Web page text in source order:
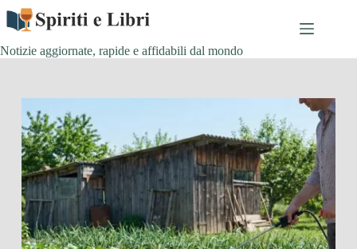
Salta
contenuto
Notizie aggiornate, rapide e affidabili dal mondo